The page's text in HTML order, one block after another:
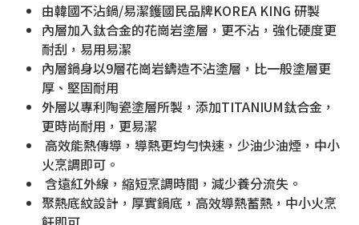
由韓國不沾鍋/易潔鑊國民品牌KOREA KING 研製
內層加入鈦合金的花崗岩塗層，更不沾，強化硬度更
耐刮，易用易潔
內層鍋身以9層花崗岩鑄造不沾塗層，比一般塗層更
厚、堅固耐用
外層以專利陶瓷塗層所製，添加TITANIUM鈦合金，
更時尚耐用，更易潔
高效能熱傳導，導熱更均勻快速，少油少油煙，中小
火烹調即可。
含遠紅外線，縮短烹調時間，減少養分流失。
聚熱底紋設計，厚實鍋底，高效導熱蓄熱，中小火烹